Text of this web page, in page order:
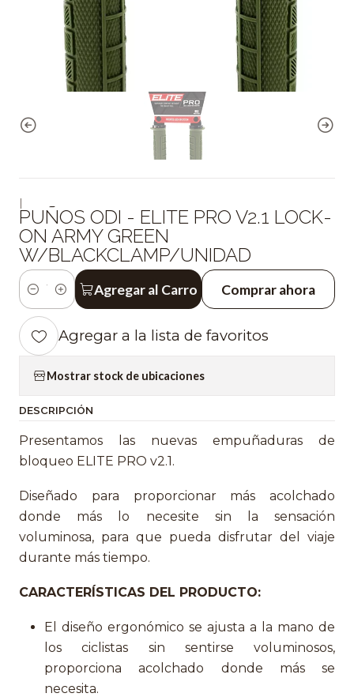
|
PUÑOS ODI - ELITE PRO V2.1 LOCK-
ON ARMY GREEN
W/BLACKCLAMP/UNIDAD
Cantidad
Agregar al Carro Comprar ahora
Agregar a la lista de favoritos
Mostrar stock de ubicaciones
DESCRIPCIÓN
Presentamos las nuevas empuñaduras de
bloqueo ELITE PRO v2.1.
Diseñado para proporcionar más acolchado
donde más lo necesite sin la sensación
voluminosa, para que pueda disfrutar del viaje
durante más tiempo.
CARACTERÍSTICAS DEL PRODUCTO:
El diseño ergonómico se ajusta a la mano de
los ciclistas sin sentirse voluminosos,
proporciona acolchado donde más se
necesita.